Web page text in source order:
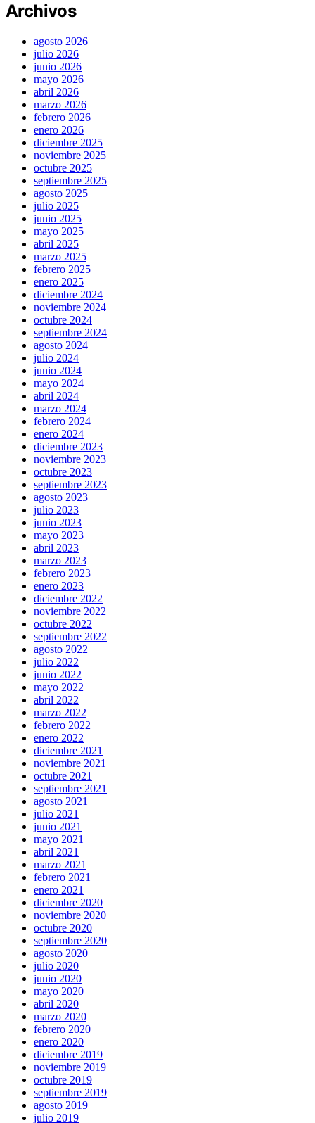
Archivos
agosto 2026
julio 2026
junio 2026
mayo 2026
abril 2026
marzo 2026
febrero 2026
enero 2026
diciembre 2025
noviembre 2025
octubre 2025
septiembre 2025
agosto 2025
julio 2025
junio 2025
mayo 2025
abril 2025
marzo 2025
febrero 2025
enero 2025
diciembre 2024
noviembre 2024
octubre 2024
septiembre 2024
agosto 2024
julio 2024
junio 2024
mayo 2024
abril 2024
marzo 2024
febrero 2024
enero 2024
diciembre 2023
noviembre 2023
octubre 2023
septiembre 2023
agosto 2023
julio 2023
junio 2023
mayo 2023
abril 2023
marzo 2023
febrero 2023
enero 2023
diciembre 2022
noviembre 2022
octubre 2022
septiembre 2022
agosto 2022
julio 2022
junio 2022
mayo 2022
abril 2022
marzo 2022
febrero 2022
enero 2022
diciembre 2021
noviembre 2021
octubre 2021
septiembre 2021
agosto 2021
julio 2021
junio 2021
mayo 2021
abril 2021
marzo 2021
febrero 2021
enero 2021
diciembre 2020
noviembre 2020
octubre 2020
septiembre 2020
agosto 2020
julio 2020
junio 2020
mayo 2020
abril 2020
marzo 2020
febrero 2020
enero 2020
diciembre 2019
noviembre 2019
octubre 2019
septiembre 2019
agosto 2019
julio 2019